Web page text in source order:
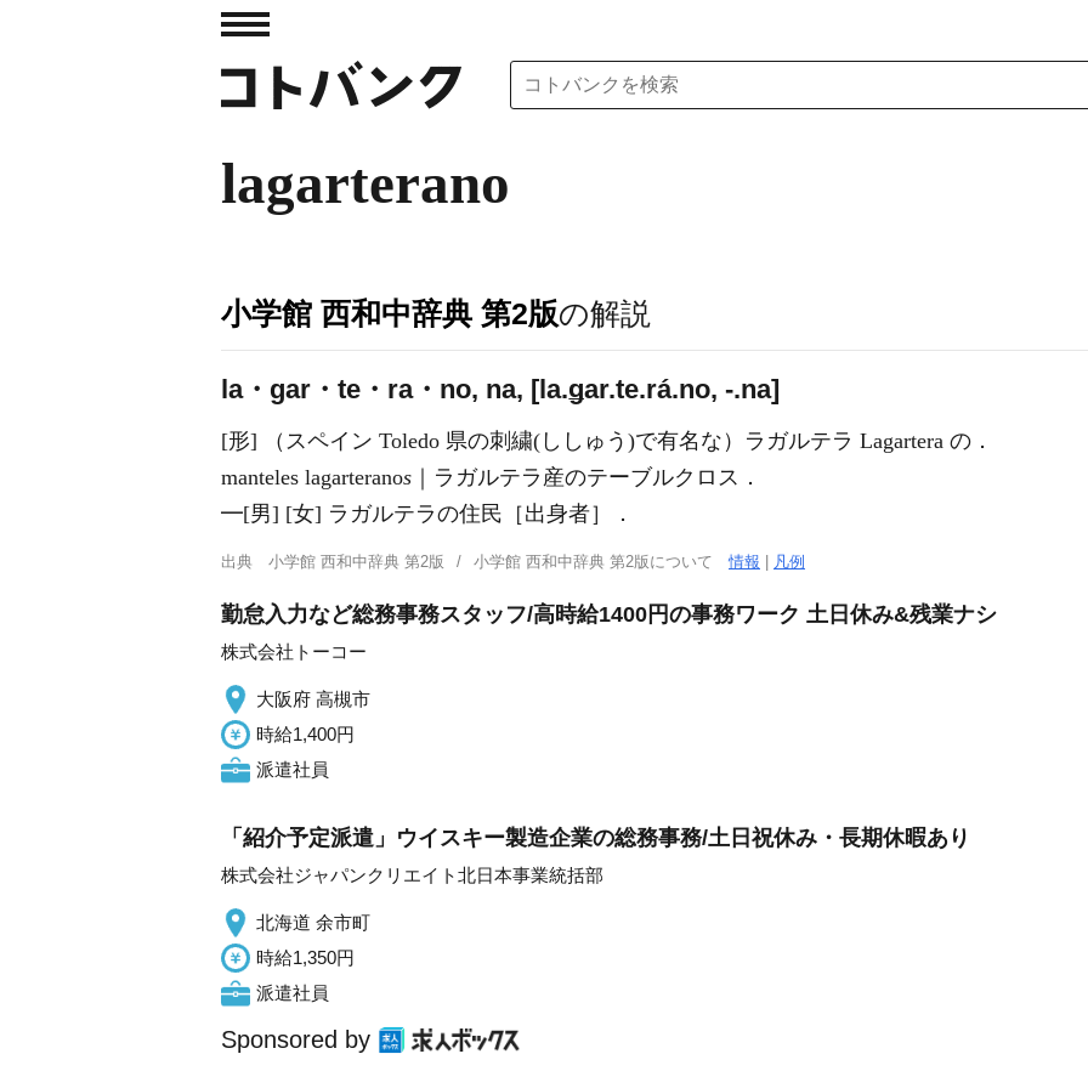
lagarterano
小学館 西和中辞典 第2版の解説
la・gar・te・ra・no, na, [la.ǥar.te.rá.no, -.na]
[形] （スペイン Toledo 県の刺繍(ししゅう)で有名な）ラガルテラ Lagartera の．
manteles lagarteranos ｜ラガルテラ産のテーブルクロス．
━[男] [女] ラガルテラの住民［出身者］．
出典 小学館 西和中辞典 第2版 小学館 西和中辞典 第2版について情報 凡例
勤怠入力など総務事務スタッフ/高時給1400円の事務ワーク 土日休み&残業ナシ
株式会社トーコー
大阪府 高槻市
時給1,400円
派遣社員
「紹介予定派遣」ウイスキー製造企業の総務事務/土日祝休み・長期休暇あり
株式会社ジャパンクリエイト北日本事業統括部
北海道 余市町
時給1,350円
派遣社員
Sponsored by